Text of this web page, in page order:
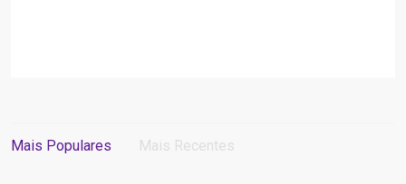
Mais Populares Mais Recentes